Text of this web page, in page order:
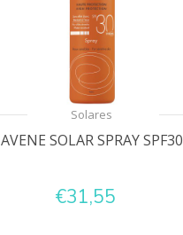
Solares
AVENE SOLAR SPRAY SPF30
€31,55